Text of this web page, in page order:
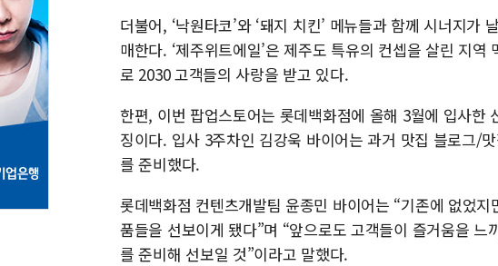
더불어, ‘낙원타코’와 ‘돼지 치킨’ 메뉴들과 함께 시너지가
매한다. ‘제주위트에일’은 제주도 특유의 컨셉을 살린 지
로 2030 고객들의 사랑을 받고 있다.
한편, 이번 팝업스토어는 롯데백화점에 올해 3월에 입사한
징이다. 입사 3주차인 김강욱 바이어는 과거 맛집 블로그/
를 준비했다.
롯데백화점 컨텐츠개발팀 윤종민 바이어는 “기존에 없었
품들을 선보이게 됐다”며 “앞으로도 고객들이 즐거움을
를 준비해 선보일 것”이라고 말했다.